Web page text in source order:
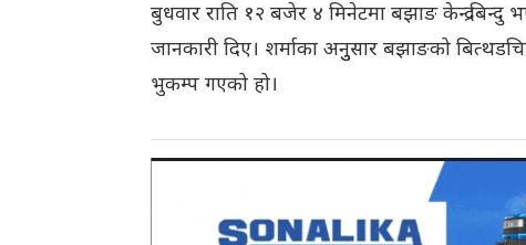
बुधवार राति १२ बजेर ४ मिनेटमा बझाङ केन्द्र
जानकारी दिए। शर्माका अनुुसार बझाङको
भुकम्प गएको हो।